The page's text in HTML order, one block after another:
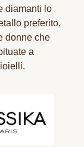
diamanti lo
preferito,
donne che
a